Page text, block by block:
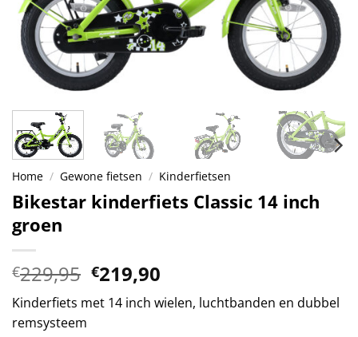
Home / Gewone fietsen / Kinderfietsen
Bikestar kinderfiets Classic 14 inch
groen
€229,95 Oorspronkelijke
prijs
was:
€219,90
prijs
is:
Kinderfiets met 14 inch wielen, luchtbanden en dubbel
remsysteem